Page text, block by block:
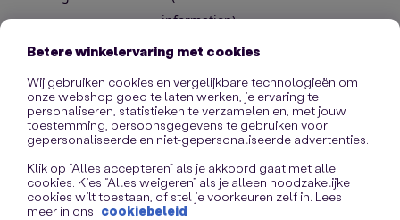
information).
Betere winkelervaring met cookies
Wij gebruiken cookies en vergelijkbare technologieën om
onze webshop goed te laten werken, je ervaring te
personaliseren, statistieken te verzamelen en, met jouw
toestemming, persoonsgegevens te gebruiken voor
gepersonaliseerde en niet-gepersonaliseerde advertenties.
Klik op “Alles accepteren” als je akkoord gaat met alle
cookies. Kies “Alles weigeren” als je alleen noodzakelijke
cookies wilt toestaan, of stel je voorkeuren zelf in. Lees
meer in ons cookiebeleid